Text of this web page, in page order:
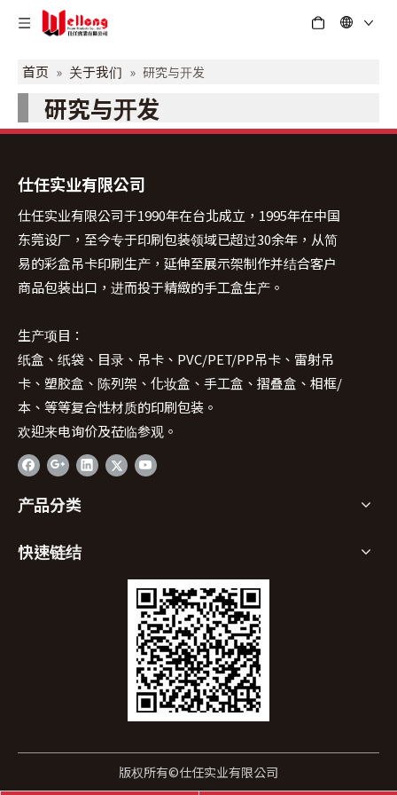
首页 » 关于我们 » 研究与开发
研究与开发
仕任实业有限公司
仕任实业有限公司于1990年在台北成立，1995年在中国
东莞设厂，至今专于印刷包装领域已超过30余年，从简
易的彩盒吊卡印刷生产，延伸至展示架制作并结合客户
商品包装出口，进而投于精緻的手工盒生产。
生产项目：
纸盒、纸袋、目录、吊卡、PVC/PET/PP吊卡、雷射吊
卡、塑胶盒、陈列架、化妆盒、手工盒、摺叠盒、相框/
本、等等复合性材质的印刷包装。
欢迎来电询价及莅临参观。
产品分类
快速链结
版权所有©仕任实业有限公司